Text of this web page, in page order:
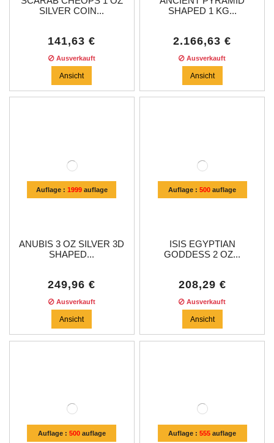
SILVER COIN...
141,63 €
Ausverkauft
Ansicht
SHAPED 1 KG...
2.166,63 €
Ausverkauft
Ansicht
Auflage : 1999auflage
ANUBIS 3 OZ SILVER 3D
SHAPED...
249,96 €
Ausverkauft
Ansicht
Auflage :500 auflage
ISIS EGYPTIAN
GODDESS 2 OZ...
208,29 €
Ausverkauft
Ansicht
Auflage : 500auflage Auflage :555 auflage